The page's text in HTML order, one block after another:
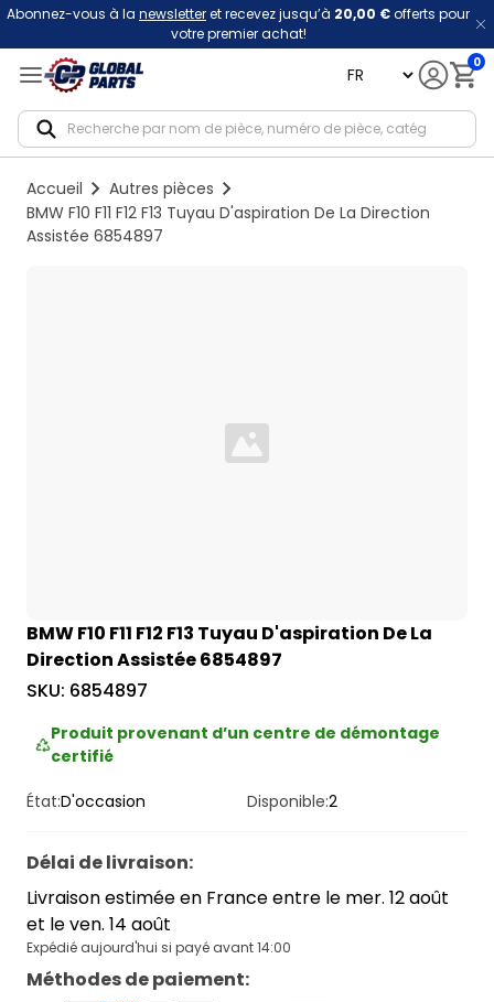
Abonnez-vous à la newsletteret recevez jusqu’à 20,00 €offerts pour
votre premier achat!
language 0
Accueil
Autres pièces
BMW F10 F11 F12 F13 Tuyau D'aspiration De La Direction
Assistée 6854897
Loading...
BMW F10 F11 F12 F13 Tuyau D'aspiration De La
Direction Assistée 6854897
SKU: 6854897
Produit provenant d’un centre de démontage
certifié
État:D'occasion Disponible:2
Délai de livraison:
Livraison estimée en France entre le mer. 12 août
et le ven. 14 août
Expédié aujourd'hui si payé avant 14:00
Méthodes de paiement: